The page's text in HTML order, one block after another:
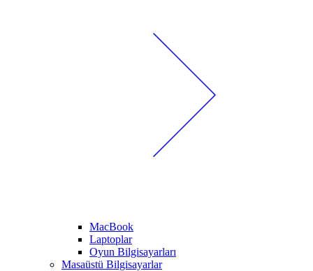
MacBook
Laptoplar
Oyun Bilgisayarları
Masaüstü Bilgisayarlar